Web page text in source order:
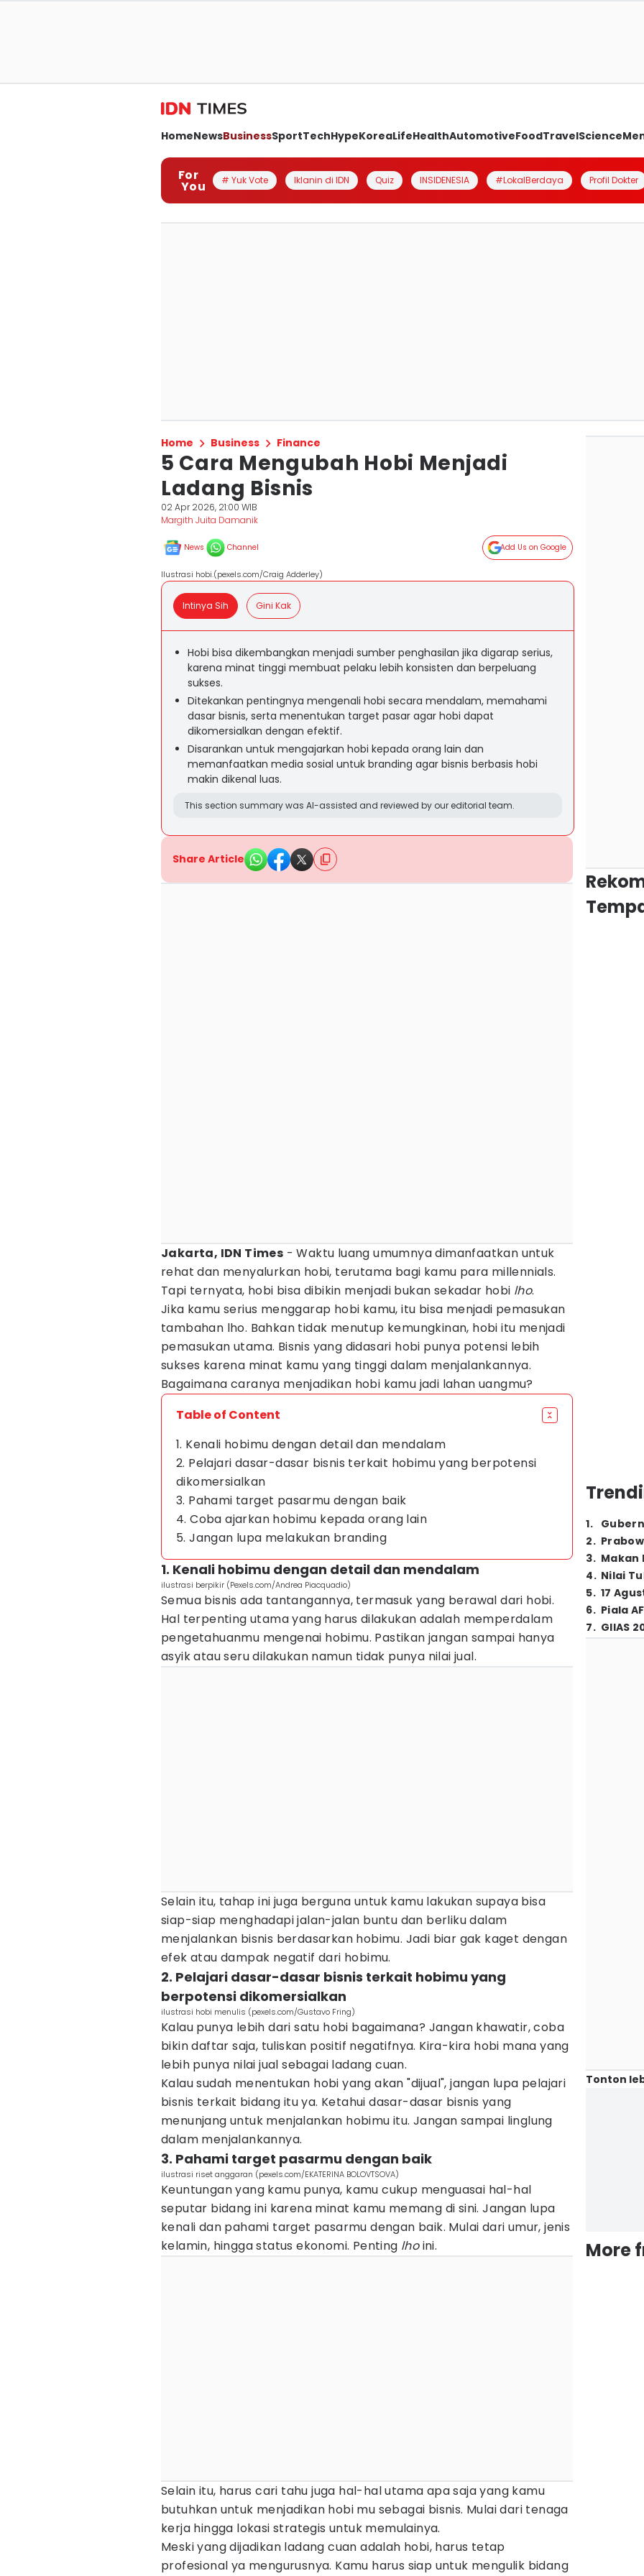
HomeNewsBusinessSportTechHypeKoreaLifeHealthAutomotiveFoodTravelScience
For
You # Yuk Vote Iklanin di IDN Quiz INSIDENESIA #LokalBerdaya Profil Dokter
Home Business Finance
5 Cara Mengubah Hobi Menjadi
Ladang Bisnis
02 Apr 2026, 21:00 WIB
Margith Juita Damanik
News Channel Add Us on Google
Ilustrasi hobi.(pexels.com/Craig Adderley)
Intinya Sih Gini Kak
Hobi bisa dikembangkan menjadi sumber penghasilan jika digarap serius,
karena minat tinggi membuat pelaku lebih konsisten dan berpeluang
sukses.
Ditekankan pentingnya mengenali hobi secara mendalam, memahami
dasar bisnis, serta menentukan target pasar agar hobi dapat
dikomersialkan dengan efektif.
Disarankan untuk mengajarkan hobi kepada orang lain dan
memanfaatkan media sosial untuk branding agar bisnis berbasis hobi
makin dikenal luas.
This section summary was AI-assisted and reviewed by our editorial team.
Share Article
Jakarta, IDN Times - Waktu luang umumnya dimanfaatkan untuk
rehat dan menyalurkan hobi, terutama bagi kamu para millennials.
Tapi ternyata, hobi bisa dibikin menjadi bukan sekadar hobi lho.
Jika kamu serius menggarap hobi kamu, itu bisa menjadi pemasukan
tambahan lho. Bahkan tidak menutup kemungkinan, hobi itu menjadi
pemasukan utama. Bisnis yang didasari hobi punya potensi lebih
sukses karena minat kamu yang tinggi dalam menjalankannya.
Bagaimana caranya menjadikan hobi kamu jadi lahan uangmu?
Table of Content
1. Kenali hobimu dengan detail dan mendalam
2. Pelajari dasar-dasar bisnis terkait hobimu yang berpotensi
dikomersialkan
3. Pahami target pasarmu dengan baik
4. Coba ajarkan hobimu kepada orang lain
5. Jangan lupa melakukan branding
1. Kenali hobimu dengan detail dan mendalam
ilustrasi berpikir (Pexels.com/Andrea Piacquadio)
Semua bisnis ada tantangannya, termasuk yang berawal dari hobi.
Hal terpenting utama yang harus dilakukan adalah memperdalam
pengetahuanmu mengenai hobimu. Pastikan jangan sampai hanya
asyik atau seru dilakukan namun tidak punya nilai jual.
Selain itu, tahap ini juga berguna untuk kamu lakukan supaya bisa
siap-siap menghadapi jalan-jalan buntu dan berliku dalam
menjalankan bisnis berdasarkan hobimu. Jadi biar gak kaget dengan
efek atau dampak negatif dari hobimu.
2. Pelajari dasar-dasar bisnis terkait hobimu yang
berpotensi dikomersialkan
ilustrasi hobi menulis (pexels.com/Gustavo Fring)
Kalau punya lebih dari satu hobi bagaimana? Jangan khawatir, coba
bikin daftar saja, tuliskan positif negatifnya. Kira-kira hobi mana yang
lebih punya nilai jual sebagai ladang cuan.
Kalau sudah menentukan hobi yang akan "dijual", jangan lupa pelajari
bisnis terkait bidang itu ya. Ketahui dasar-dasar bisnis yang
menunjang untuk menjalankan hobimu itu. Jangan sampai linglung
dalam menjalankannya.
3. Pahami target pasarmu dengan baik
ilustrasi riset anggaran (pexels.com/EKATERINA BOLOVTSOVA)
Keuntungan yang kamu punya, kamu cukup menguasai hal-hal
seputar bidang ini karena minat kamu memang di sini. Jangan lupa
kenali dan pahami target pasarmu dengan baik. Mulai dari umur, jenis
kelamin, hingga status ekonomi. Penting lhoini.
Selain itu, harus cari tahu juga hal-hal utama apa saja yang kamu
butuhkan untuk menjadikan hobi mu sebagai bisnis. Mulai dari tenaga
kerja hingga lokasi strategis untuk memulainya.
Meski yang dijadikan ladang cuan adalah hobi, harus tetap
profesional ya mengurusnya. Kamu harus siap untuk mengulik bidang
1.
2.
3. Makan
4. Nilai
5. 17
6. Piala
7. GIIAS
Tonton
More